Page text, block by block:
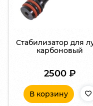
Стабилизатор для
карбоновый
2500 ₽
В корзину